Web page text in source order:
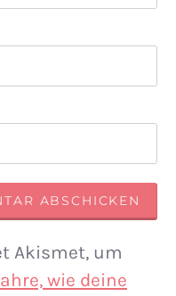
Akismet, um
wie deine